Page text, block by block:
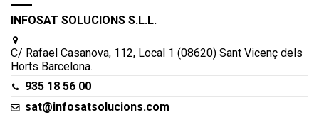
INFOSAT SOLUCIONS S.L.L.
C/ Rafael Casanova, 112, Local 1 (08620) Sant Vicenç dels
Horts Barcelona.
935 18 56 00
sat@infosatsolucions.com